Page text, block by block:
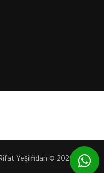
Yeşilfidan © 2026